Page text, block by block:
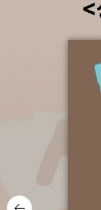
어린 관심이다. 가장 힘
‘첫눈이 내려.’라는 한
상처를 이겨 내는 주인
이유만으로 한 명에게
도 곁을 내어 주지 않던
빠의 진심 어린 사과를
뒤로가